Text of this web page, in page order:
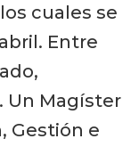
cuales se
Entre
Un Magíster
Gestión e